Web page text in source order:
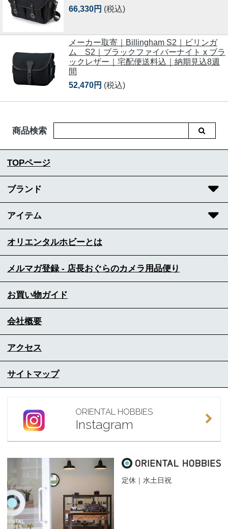
66,330円 (税込)
メーカー取寄｜Billingham S2｜ビリンガ
ム S2｜ブラックファイバーナイト x ブラ
ックレザー｜宅配便送料込｜納期見込8週
間
52,470円 (税込)
商品検索
TOPページ
ブランド
アイテム
オリエンタルホビーとは
メルマガ登録 - 店長おぐらのカメラ用品便り
お買い物ガイド
会社概要
アクセス
サイトマップ
ORIENTAL HOBBIES
Instagram
定休｜水土日祝